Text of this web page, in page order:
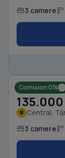
3 camere
Comision 0%
Casă cu 3
Central,
3 camere